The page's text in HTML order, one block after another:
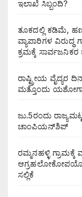
ಇಲಾಖೆ ಸಿಬ್ಬಂದಿ?
ತೂಕದಲ್ಲಿ ಕಡಿಮೆ,
ವ್ಯಾಪಾರಿಗಳ
ಕ್ರಮಕ್ಕೆ
ರಾಷ್ಟ್ರೀಯ ವೈದ್ಯರ
ಮತ್ತೊಂದು
ಜು.5ರಂದು
ಚಾಂಪಿಯನ್‌ಶಿಪ್
ರಮ್ಮನಹಳ್ಳಿ
ಸಲ್ಲಿಕೆ